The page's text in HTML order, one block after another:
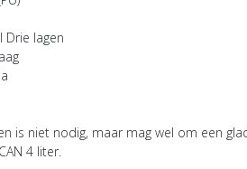
lagen
is niet nodig, maar mag wel om een
4 liter.